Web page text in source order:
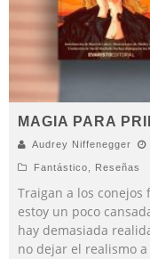
MAGIA PARA
Audrey Niffenegger
Fantástico Reseñas
Traigan a los conejos
estoy un poco
hay demasiada
no dejar el realismo